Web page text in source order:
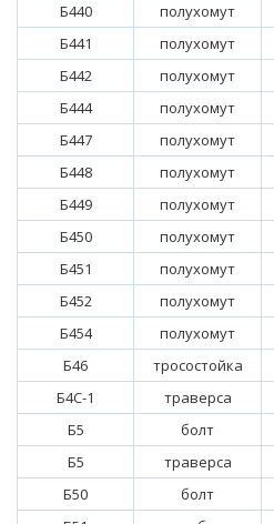
Б440
полухомут
Б441
полухомут
Б442
полухомут
Б444
полухомут
Б447
полухомут
Б448
полухомут
Б449
полухомут
Б450
полухомут
Б451
полухомут
Б452
полухомут
Б454
полухомут
Б46
тросостойка
Б4С-1
траверса
Б5
болт
Б5
траверса
Б50
болт